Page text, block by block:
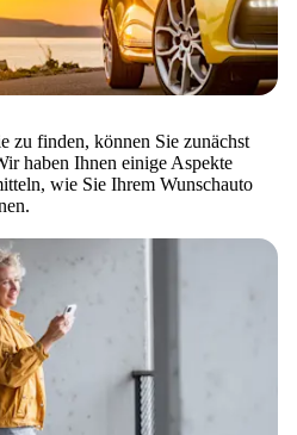
zu finden, können Sie zunächst
haben Ihnen einige Aspekte
wie Sie Ihrem Wunschauto